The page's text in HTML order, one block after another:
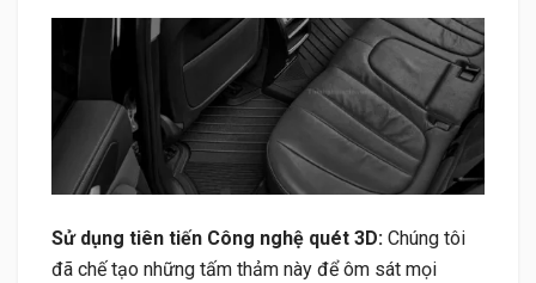
Sử dụng tiên tiến Công nghệ quét 3D: Chúng tôi
đã chế tạo những tấm thảm này để ôm sát mọi